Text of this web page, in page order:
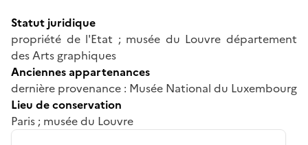
Statut juridique
propriété de l'Etat ; musée du Louvre département
des Arts graphiques
Anciennes appartenances
dernière provenance : Musée National du Luxembourg
Lieu de conservation
Paris ; musée du Louvre